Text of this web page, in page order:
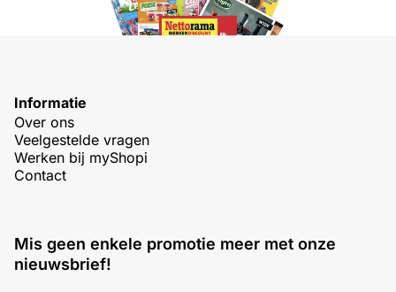
Informatie
Over ons
Veelgestelde vragen
Werken bij myShopi
Contact
Mis geen enkele promotie meer met onze
nieuwsbrief!